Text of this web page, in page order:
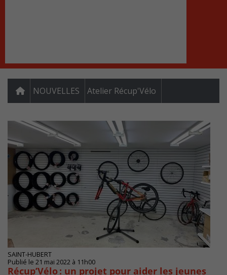
NOUVELLES Atelier Récup'Vélo
SAINT-HUBERT
Publié le 21 mai 2022 à 11h00
Récup’Vélo : un projet pour aider les jeunes